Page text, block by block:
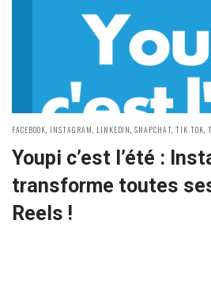
POSTED
FACEBOOK, INSTAGRAM, LINKEDIN,SNAPCHAT,TIK TOK,
Youpi c’est l’été :
transforme toutes
Reels !